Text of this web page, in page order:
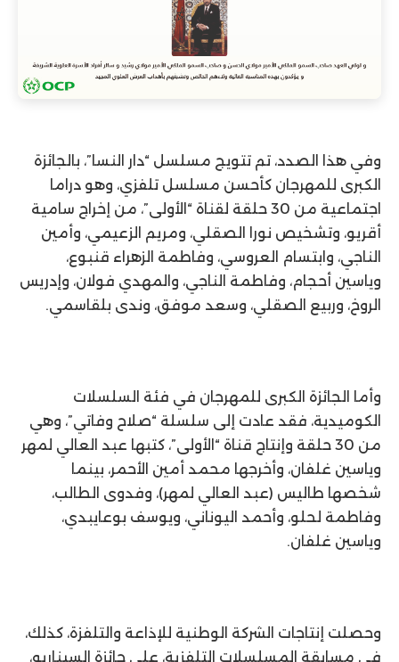
وفي هذا الصدد، تم تتويج مسلسل “دار النسا”، بالجائزة
الكبرى للمهرجان كأحسن مسلسل تلفزي، وهو دراما
اجتماعية من 30 حلقة لقناة “الأولى”، من إخراج سامية
أقريو، وتشخيص نورا الصقلي، ومريم الزعيمي، وأمين
الناجي، وابتسام العروسي، وفاطمة الزهراء قنبوع،
وياسين أحجام، وفاطمة الناجي، والمهدي فولان، وإدريس
الروخ، وربيع الصقلي، وسعد موفق، وندى بلقاسمي.
وأما الجائزة الكبرى للمهرجان في فئة السلسلات
الكوميدية، فقد عادت إلى سلسلة “صلاح وفاتي”، وهي
من 30 حلقة وإنتاج قناة “الأولى”، كتبها عبد العالي لمهر
وياسين غلفان، وأخرجها محمد أمين الأحمر، بينما
شخصها طاليس (عبد العالي لمهر)، وفدوى الطالب،
وفاطمة لحلو، وأحمد اليوناني، ويوسف بوعايبدي،
وياسين غلفان.
وحصلت إنتاجات الشركة الوطنية للإذاعة والتلفزة، كذلك،
في مسابقة المسلسلات التلفزية، على جائزة السيناريو،